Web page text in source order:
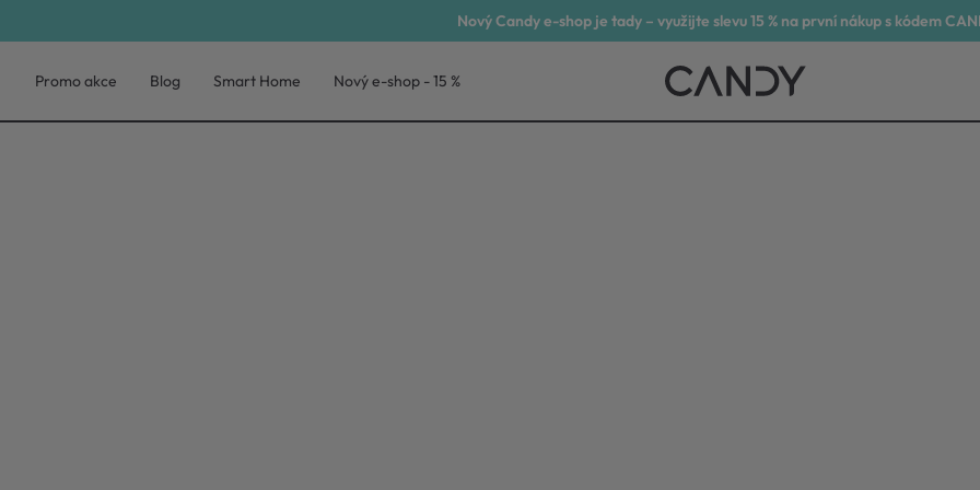
Nový Candy e-shop je tady – využijte slevu 15 % na první nákup s kódem
Promo akce Blog Smart Home Nový e-shop - 15 %